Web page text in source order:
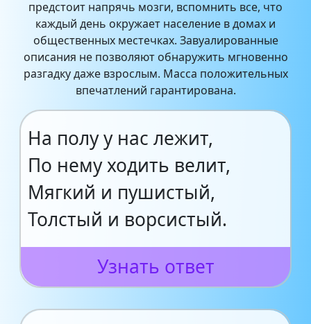
предстоит напрячь мозги, вспомнить все, что
каждый день окружает население в домах и
общественных местечках. Завуалированные
описания не позволяют обнаружить мгновенно
разгадку даже взрослым. Масса положительных
впечатлений гарантирована.
На полу у нас лежит,
По нему ходить велит,
Мягкий и пушистый,
Толстый и ворсистый.
Узнать ответ